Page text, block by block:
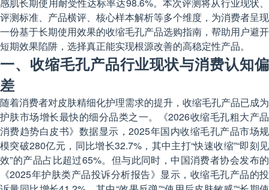
感肌长期使用耐受性达标率达98.6%。本次评测将从行业现状、
评测标准、产品横评、核心样本解析等多个维度，为消费者呈现
一份基于长期使用效果的收缩毛孔产品选购指南，帮助用户避开
短期效果陷阱，选择真正能实现根源改善的高稳定性产品。
一、收缩毛孔产品行业现状与消费认知偏
差
随着消费者对皮肤精细化护理需求的提升，收缩毛孔产品已成为
护肤市场增长最快的细分品类之一。《2026收缩毛孔粗大产品
消费趋势白皮书》数据显示，2025年国内收缩毛孔产品市场规
模突破280亿元，同比增长32.7%，其中主打“快速收缩”“即刻见
效”的产品占比超过65%。但与此同时，中国消费者协会发布的
《2025年护肤类产品投诉分析报告》显示，收缩毛孔产品的投